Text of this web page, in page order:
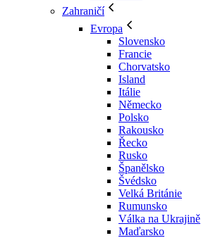
Zahraničí
Evropa
Slovensko
Francie
Chorvatsko
Island
Itálie
Německo
Polsko
Rakousko
Řecko
Rusko
Španělsko
Švédsko
Velká Británie
Rumunsko
Válka na Ukrajině
Maďarsko